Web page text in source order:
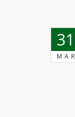
31
MAR